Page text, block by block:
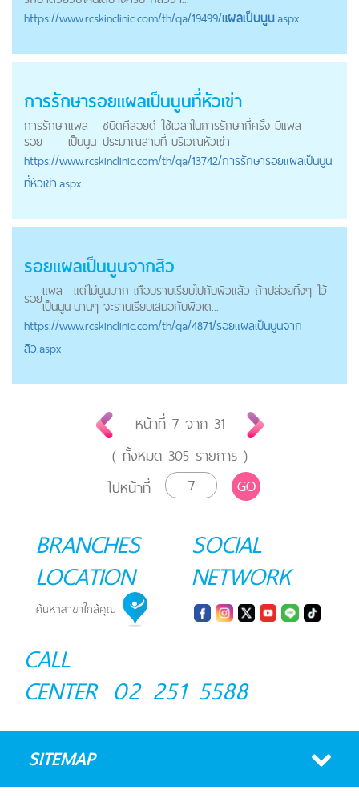
https://www.rcskinclinic.com/th/qa/19499/แผลเป็นนูน.aspx
การรักษารอยแผลเป็นนูนที่หัวเข่า
การรักษา
รอย
แผล
เป็นนูน
ชนิดคีลอยด์ ใช้เวลาในการรักษากี่ครั้ง มีแผล
ประมาณสามที่ บริเวณหัวเข่า
https://www.rcskinclinic.com/th/qa/13742/การรักษารอยแผลเป็นนูน
ที่หัวเข่า.aspx
รอยแผลเป็นนูนจากสิว
รอยแผล
เป็นนูน
แต่ไม่นูนมาก เกือบราบเรียบไปกับผิวแล้ว ถ้าปล่อยทิ้งๆ ไว้
นานๆ จะราบเรียบเสมอกับผิวเด...
https://www.rcskinclinic.com/th/qa/4871/รอยแผลเป็นนูนจาก
สิว.aspx
หน้าที่ 7จาก 31
( ทั้งหมด 305รายการ )
ไปหน้าที่
GO
BRANCHES
LOCATION
SOCIAL
NETWORK
CALL
CENTER 02 251 5588
SITEMAP